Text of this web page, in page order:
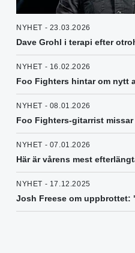
NYHET - 23.03.2026
Dave Grohl i terapi efter
NYHET - 16.02.2026
Foo Fighters hintar om nytt
NYHET - 08.01.2026
Foo Fighters-gitarrist
NYHET - 07.01.2026
Här är vårens mest
NYHET - 17.12.2025
Josh Freese om uppbrottet: